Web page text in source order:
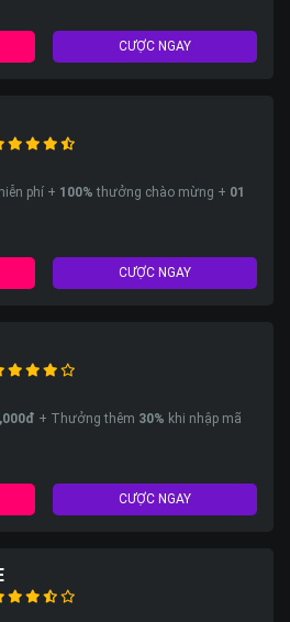
CƯỢC NGAY
phí + 100% thưởng chào mừng + 01
CƯỢC NGAY
+ Thưởng thêm 30% khi nhập mã
CƯỢC NGAY